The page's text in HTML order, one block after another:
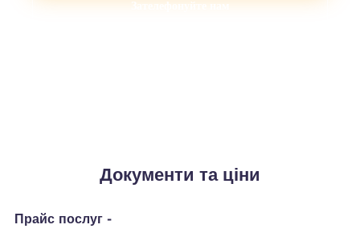
Зателефонуйте нам
Документи та ціни
Прайс послуг -